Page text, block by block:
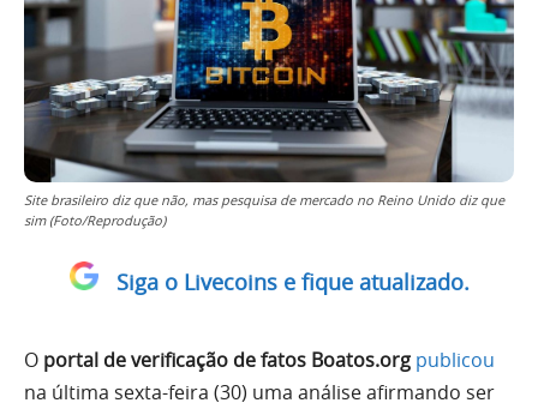
Site brasileiro diz que não, mas pesquisa de mercado no Reino Unido diz que
sim (Foto/Reprodução)
Siga o Livecoins e fique atualizado.
O portal de verificação de fatos Boatos.org publicou
na última sexta-feira (30) uma análise afirmando ser